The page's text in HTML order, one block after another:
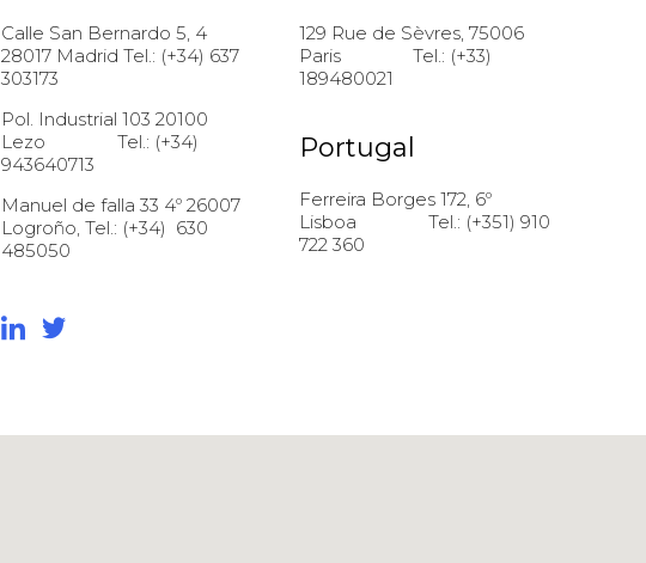
Calle San Bernardo 5, 4
28017 Madrid Tel.: (+34) 637
303173
Pol. Industrial 103 20100
Lezo Tel.: (+34)
943640713
Manuel de falla 33 4º 26007
Logroño, Tel.: (+34) 630
485050
129 Rue de Sèvres, 75006
Paris Tel.: (+33)
189480021
Portugal
Ferreira Borges 172, 6º
Lisboa Tel.: (+351) 910
722 360